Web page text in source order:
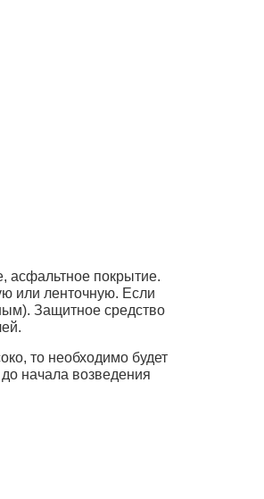
асфальтное покрытие.
или ленточную. Если
Защитное средство
то необходимо будет
начала возведения